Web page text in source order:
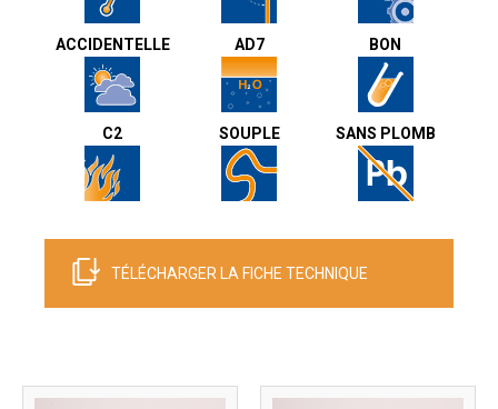
ACCIDENTELLE AD7 BON
C2 SOUPLE SANS PLOMB
TÉLÉCHARGER LA FICHE TECHNIQUE